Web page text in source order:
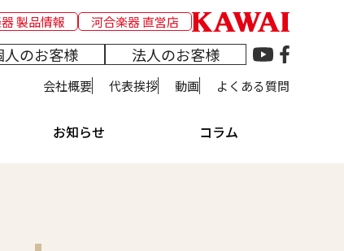
製品情報 河合楽器 直営店
人のお客様 法人のお客様
会社概要 代表挨拶 動画 よくある質問
お知らせ コラム